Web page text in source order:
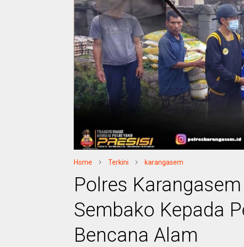
Home Terkini karangasem
Polres
Sembako Kepada
Bencana Alam